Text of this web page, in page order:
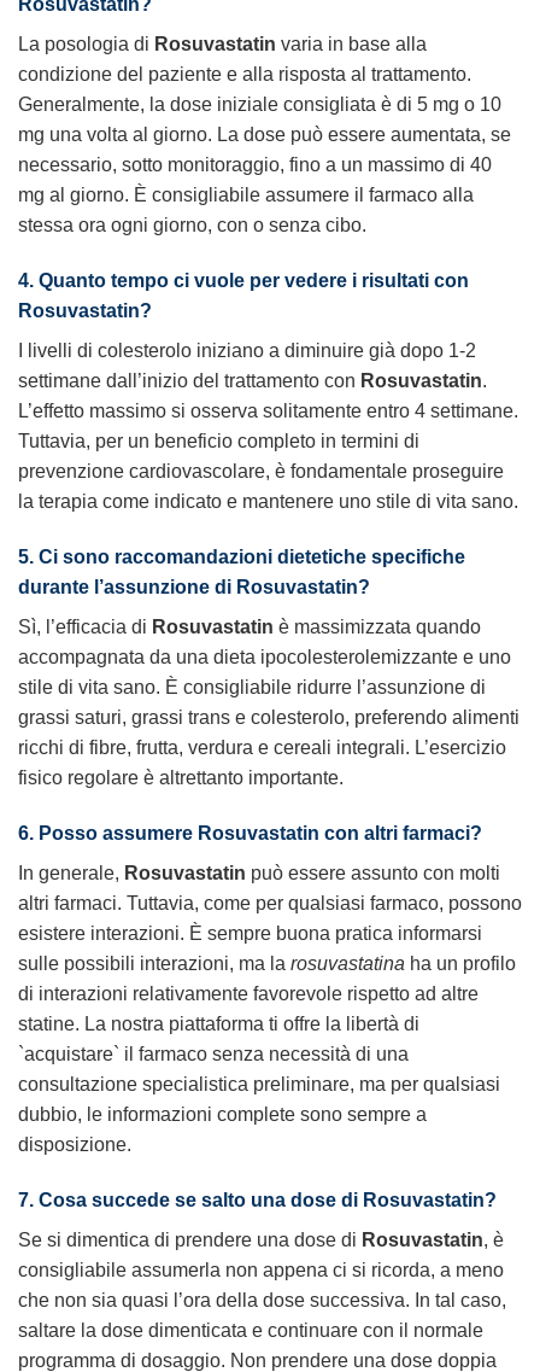
Rosuvastatin?
La posologia di Rosuvastatin varia in base alla
condizione del paziente e alla risposta al trattamento.
Generalmente, la dose iniziale consigliata è di 5 mg o 10
mg una volta al giorno. La dose può essere aumentata, se
necessario, sotto monitoraggio, fino a un massimo di 40
mg al giorno. È consigliabile assumere il farmaco alla
stessa ora ogni giorno, con o senza cibo.
4. Quanto tempo ci vuole per vedere i risultati con
Rosuvastatin?
I livelli di colesterolo iniziano a diminuire già dopo 1-2
settimane dall’inizio del trattamento con Rosuvastatin.
L’effetto massimo si osserva solitamente entro 4 settimane.
Tuttavia, per un beneficio completo in termini di
prevenzione cardiovascolare, è fondamentale proseguire
la terapia come indicato e mantenere uno stile di vita sano.
5. Ci sono raccomandazioni dietetiche specifiche
durante l’assunzione di Rosuvastatin?
Sì, l’efficacia di Rosuvastatin è massimizzata quando
accompagnata da una dieta ipocolesterolemizzante e uno
stile di vita sano. È consigliabile ridurre l’assunzione di
grassi saturi, grassi trans e colesterolo, preferendo alimenti
ricchi di fibre, frutta, verdura e cereali integrali. L’esercizio
fisico regolare è altrettanto importante.
6. Posso assumere Rosuvastatin con altri farmaci?
In generale, Rosuvastatin può essere assunto con molti
altri farmaci. Tuttavia, come per qualsiasi farmaco, possono
esistere interazioni. È sempre buona pratica informarsi
sulle possibili interazioni, ma la rosuvastatina ha un profilo
di interazioni relativamente favorevole rispetto ad altre
statine. La nostra piattaforma ti offre la libertà di
`acquistare` il farmaco senza necessità di una
consultazione specialistica preliminare, ma per qualsiasi
dubbio, le informazioni complete sono sempre a
disposizione.
7. Cosa succede se salto una dose di Rosuvastatin?
Se si dimentica di prendere una dose di Rosuvastatin, è
consigliabile assumerla non appena ci si ricorda, a meno
che non sia quasi l’ora della dose successiva. In tal caso,
saltare la dose dimenticata e continuare con il normale
programma di dosaggio. Non prendere una dose doppia